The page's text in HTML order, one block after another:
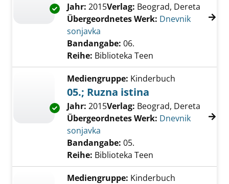
Exemplar-Details von 06.; Praznicna
Suche nach diesem Verfasser
Jahr: 2015Verlag: Beograd, Dereta
Übergeordnetes Werk: Dnevnik
sonjavka
Bandangabe: 06.
Reihe: Biblioteka Teen
Exemplar-Details von 05.; Ruzna istina
Mediengruppe: Kinderbuch
05.; Ruzna istina
Suche nach diesem Verfasser
Jahr: 2015Verlag: Beograd, Dereta
Übergeordnetes Werk: Dnevnik
sonjavka
Bandangabe: 05.
Reihe: Biblioteka Teen
Mediengruppe: Kinderbuch